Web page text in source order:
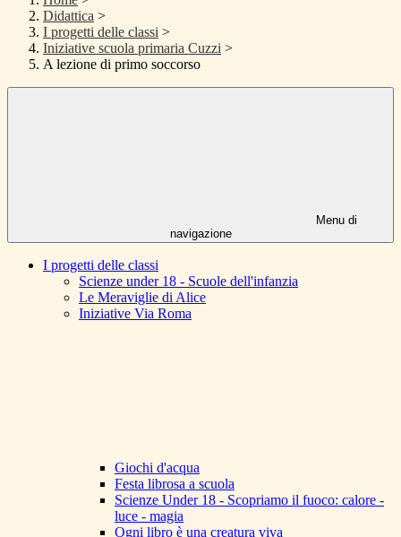
Didattica >
I progetti delle classi >
Iniziative scuola primaria Cuzzi >
A lezione di primo soccorso
Menu di
navigazione
I progetti delle classi
Scienze under 18 - Scuole dell'infanzia
Le Meraviglie di Alice
Iniziative Via Roma
Giochi d'acqua
Festa librosa a scuola
Scienze Under 18 - Scopriamo il fuoco: calore -
luce - magia
Ogni libro è una creatura viva